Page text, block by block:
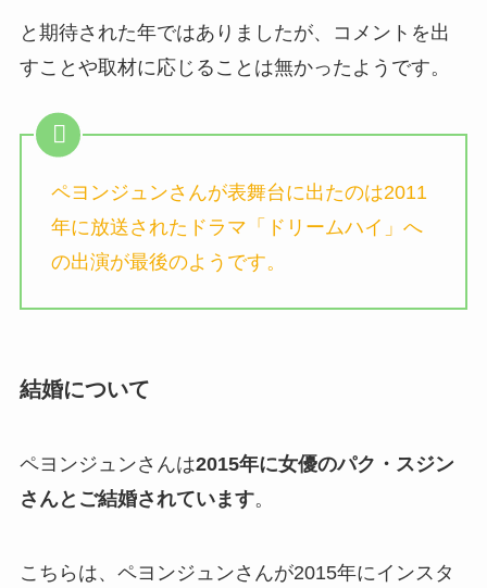
と期待された年ではありましたが、コメントを出
すことや取材に応じることは無かったようです。
ペヨンジュンさんが表舞台に出たのは2011
年に放送された ドラマ「ドリームハイ」 へ
の出演が最後のようです。
結婚について
ペヨンジュンさんは2015年に女優のパク・スジン
さんとご結婚されています。
こちらは、ペヨンジュンさんが2015年にインスタ